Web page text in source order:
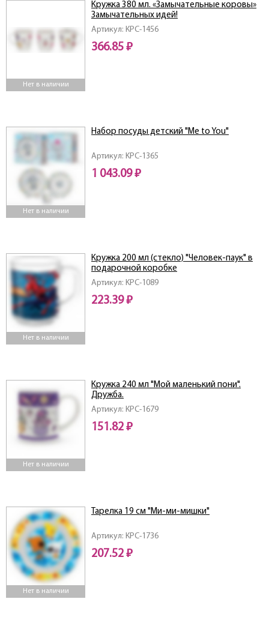
Нет в наличии
Артикул: КРС-1456
Кружка 380 мл. «Замычательные коровы»
Замычательных идей!
366.85 ₽
Нет в наличии
Артикул: KPC-1365
Набор посуды детский "Me to You"
1 043.09 ₽
Нет в наличии
Артикул: KPC-1089
Кружка 200 мл (стекло) "Человек-паук" в
подарочной коробке
223.39 ₽
Нет в наличии
Артикул: КРС-1679
Кружка 240 мл "Мой маленький пони".
Дружба.
151.82 ₽
Нет в наличии
Артикул: КРС-1736
Тарелка 19 см "Ми-ми-мишки"
207.52 ₽